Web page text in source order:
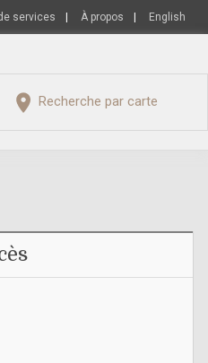
services À propos English
Recherche par carte